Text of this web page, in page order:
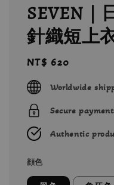
SEVEN｜
針織短上
Regular
price
NT$ 620
Worldwide
Secure
Authentic
顔色